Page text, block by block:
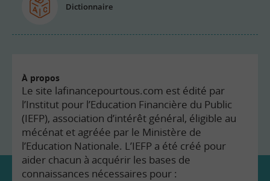
Dictionnaire
À propos
Le site lafinancepourtous.com est édité par
l’Institut pour l’Education Financière du Public
(IEFP), association d’intérêt général, éligible au
mécénat et agréée par le Ministère de
l’Education Nationale. L’IEFP a été créé pour
aider chacun à acquérir les bases de
connaissances nécessaires pour :